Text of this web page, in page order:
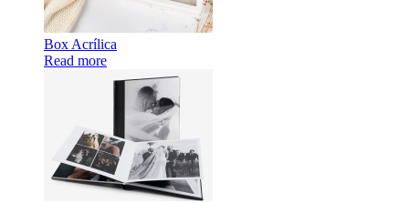
Box Acrílica
Read more